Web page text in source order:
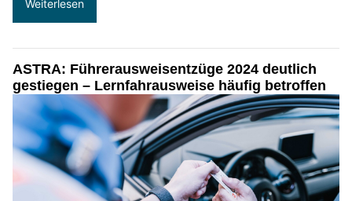
Weiterlesen
ASTRA: Führerausweisentzüge 2024 deutlich
gestiegen – Lernfahrausweise häufig betroffen